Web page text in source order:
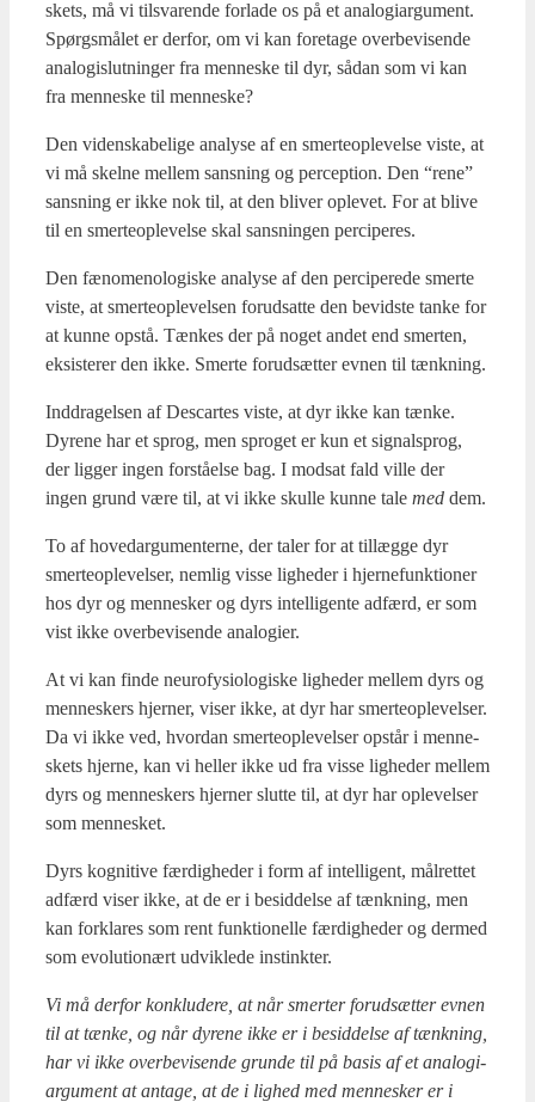
skets, må vi til­sva­ren­de for­la­de os på et ana­lo­gi­ar­gu­ment.
Spørgs­må­let er der­for, om vi kan fore­ta­ge over­be­vi­sen­de
ana­lo­gi­slut­nin­ger fra men­ne­ske til dyr, sådan som vi kan
fra men­ne­ske til men­ne­ske?
Den viden­ska­be­li­ge ana­ly­se af en smer­te­o­p­le­vel­se viste, at
vi må skel­ne mel­lem sans­ning og per­cep­tion. Den “rene”
sans­ning er ikke nok til, at den bli­ver ople­vet. For at bli­ve
til en smer­te­o­p­le­vel­se skal sans­nin­gen perci­pe­res.
Den fæno­meno­lo­gi­ske ana­ly­se af den perci­pe­re­de smer­te
viste, at smer­te­o­p­le­vel­sen for­ud­sat­te den bevid­ste tan­ke for
at kun­ne opstå. Tæn­kes der på noget andet end smer­ten,
eksi­ste­rer den ikke. Smer­te for­ud­sæt­ter evnen til tænk­ning.
Ind­dra­gel­sen af Descar­tes viste, at dyr ikke kan tæn­ke.
Dyre­ne har et sprog, men spro­get er kun et sig­nal­sprog,
der lig­ger ingen for­stå­el­se bag. I mod­sat fald vil­le der
ingen grund være til, at vi ikke skul­le kun­ne tale med dem.
To af hove­d­ar­gu­men­ter­ne, der taler for at til­læg­ge dyr
smer­te­o­p­le­vel­ser, nem­lig vis­se lig­he­der i hjer­ne­funk­tio­ner
hos dyr og men­ne­sker og dyrs intel­li­gen­te adfærd, er som
vist ikke over­be­vi­sen­de ana­lo­gi­er.
At vi kan fin­de neu­ro­fy­si­o­lo­gi­ske lig­he­der mel­lem dyrs og
men­ne­skers hjer­ner, viser ikke, at dyr har smer­te­o­p­le­vel­ser.
Da vi ikke ved, hvor­dan smer­te­o­p­le­vel­ser opstår i men­ne­
skets hjer­ne, kan vi hel­ler ikke ud fra vis­se lig­he­der mel­lem
dyrs og men­ne­skers hjer­ner slut­te til, at dyr har ople­vel­ser
som men­ne­sket.
Dyrs kog­ni­ti­ve fær­dig­he­der i form af intel­li­gent, mål­ret­tet
adfærd viser ikke, at de er i besid­del­se af tænk­ning, men
kan for­kla­res som rent funk­tio­nel­le fær­dig­he­der og der­med
som evo­lu­tio­nært udvik­le­de instink­ter.
Vi må der­for kon­klu­de­re, at når smer­ter for­ud­sæt­ter evnen
til at tæn­ke, og når dyre­ne ikke er i besid­del­se af tænk­ning,
har vi ikke over­be­vi­sen­de grun­de til på basis af et ana­lo­gi­
ar­gu­ment at anta­ge, at de i lig­hed med men­ne­sker er i